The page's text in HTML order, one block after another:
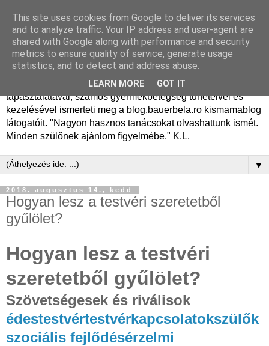
Dr. Bauer Béla Ph.D.
gyermekgyógyász
Dr. Bauer Béla Ph.D. gyermekgyógyász főorvos, 50 éves
tapasztalatával, számos gyermekbetegség tüneteivel és
kezelésével ismerteti meg a blog.bauerbela.ro kismamablog
látogatóit. "Nagyon hasznos tanácsokat olvashattunk ismét.
Minden szülőnek ajánlom figyelmébe." K.L.
▼
2018. augusztus 14., kedd
Hogyan lesz a testvéri szeretetből
gyűlölet?
Hogyan lesz a testvéri
szeretetből gyűlölet?
Szövetségesek és riválisok
édestestvértestvérkapcsolatokszülők
szociális fejlődésérzelmi
This site uses cookies from Google to deliver its services
and to analyze traffic. Your IP address and user-agent are
shared with Google along with performance and security
metrics to ensure quality of service, generate usage
statistics, and to detect and address abuse.
LEARN MORE GOT IT